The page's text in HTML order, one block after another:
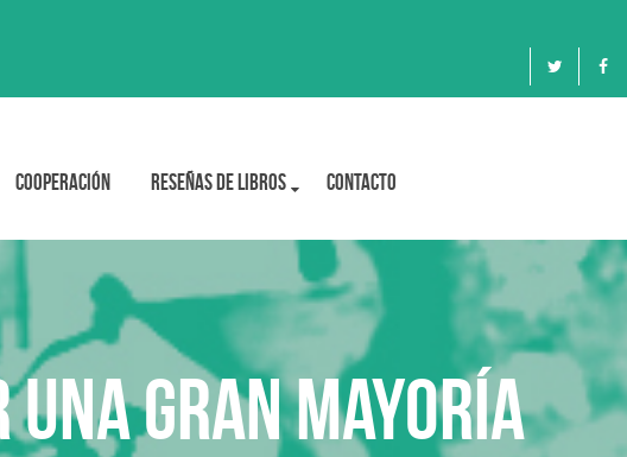
Cooperación Reseñas de libros Contacto
gran mayoría